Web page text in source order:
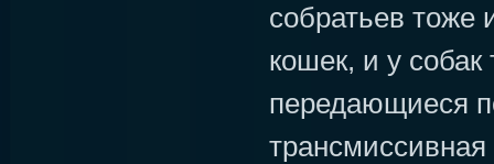
собратьев тоже
кошек, и у собак
передающиеся